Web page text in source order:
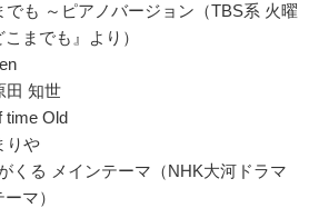
も ～ピアノバージョン（TBS系 火曜
までも』より）
知世
Old
りや
る メインテーマ（NHK大河ドラマ
マ）